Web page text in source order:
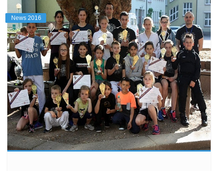
News 2016